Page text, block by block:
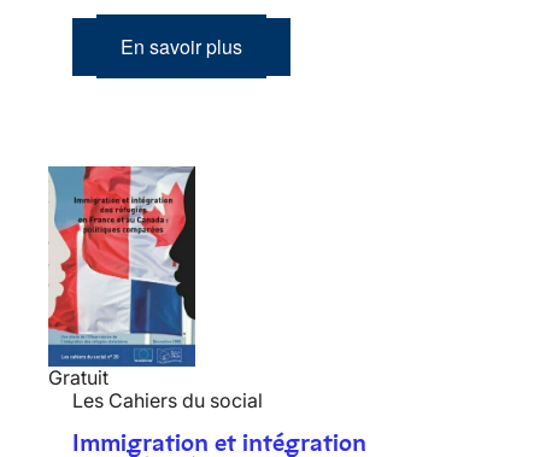
En savoir plus
Gratuit
Les Cahiers du social
Immigration et intégration